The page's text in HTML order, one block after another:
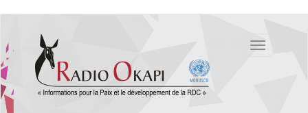
contenu
principal
Toggle